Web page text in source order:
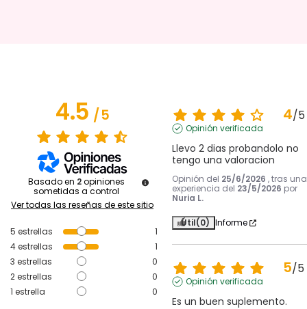
4.5/5
Basado en 2 opiniones
sometidas a control
Ver todas las reseñas de este sitio
5 estrellas
1
4estrellas
1
3 estrellas
0
2estrellas
0
1 estrella 0
4/5
Opinión verificada
Llevo 2 dias probandolo no
tengo una valoracion
Opinión del 25/6/2026 , tras una
experiencia del 23/5/2026 por
Nuria L.
Útil(0) Informe
5/5
Opinión verificada
Es un buen suplemento.